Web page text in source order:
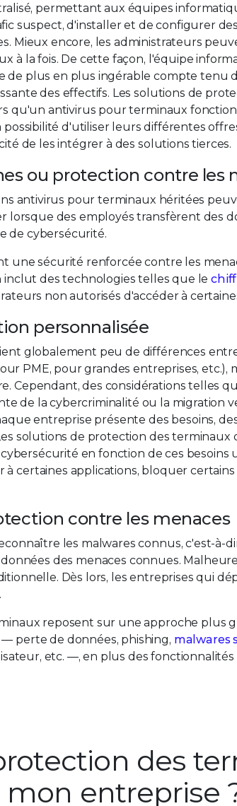
permettant aux équipes
suspect, d'installer et de configurer
Mieux encore, les administrateurs
à la fois. De cette façon, l'équipe
de plus en plus ingérable compte tenu
des effectifs. Les solutions de
qu'un antivirus pour terminaux
d'utiliser leurs différentes
de les intégrer à des solutions tierces.
ou protection contre les
antivirus pour terminaux héritées
lorsque des employés transfèrent des
de cybersécurité.
une sécurité renforcée contre les
des technologies telles que le
non autorisés d'accéder à
personnalisée
globalement peu de différences
PME, pour grandes entreprises, etc.),
Cependant, des considérations telles
de la cybercriminalité ou la migration
entreprise présente des besoins,
solutions de protection des terminaux
en fonction de ces besoins
certaines applications, bloquer
contre les menaces
les malwares connus, c'est-à-
des menaces connues.
Dès lors, les entreprises qui
reposent sur une approche plus
perte de données, phishing, malwares
etc. ―, en plus des
des
entreprise